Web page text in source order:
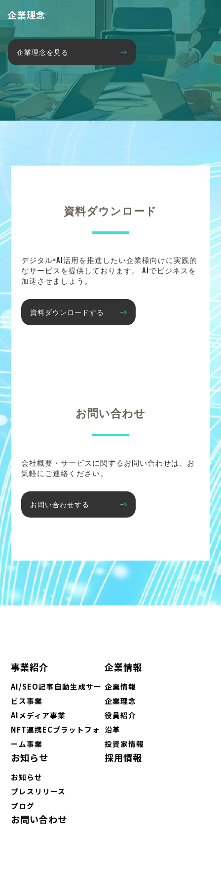
企業理念
企業理念を見る
資料ダウンロード
デジタル×AI活用を推進したい企業様向けに実践的
なサービスを提供しております。 AIでビジネスを
加速させましょう。
資料ダウンロードする
お問い合わせ
会社概要・サービスに関するお問い合わせは、お
気軽にご連絡ください。
お問い合わせする
事業紹介
AI/SEO記事自動生成サー
ビス事業
AIメディア事業
NFT連携ECプラットフォ
ーム事業
企業情報
企業情報
企業理念
役員紹介
沿革
投資家情報
お知らせ
お知らせ
プレスリリース
ブログ
採用情報
お問い合わせ